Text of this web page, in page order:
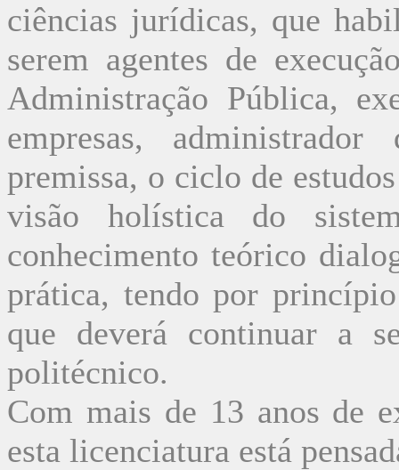
ciências jurídicas, que
serem agentes de
Administração Pública,
empresas,
premissa, o ciclo de
visão holística do
conhecimento teórico
prática, tendo por
que deverá continuar a
politécnico.
Com mais de 13 anos de
esta licenciatura está